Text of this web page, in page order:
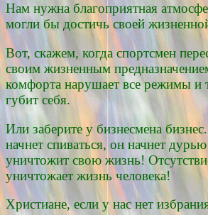
Нам нужна благоприятная
могли бы достичь своей
Вот, скажем, когда спортсмен
своим жизненным
комфорта нарушает все режимы и
губит себя.
Или заберите у бизнесмена
начнет спиваться, он начнет
уничтожит свою жизнь!
уничтожает жизнь человека!
Христиане, если у нас нет